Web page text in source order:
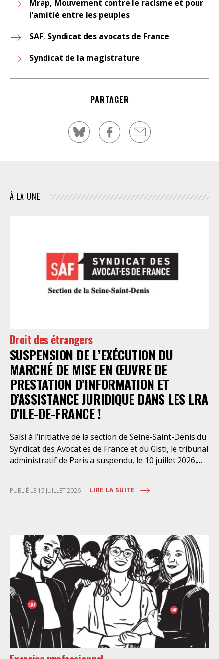
Mrap, Mouvement contre le racisme et pour
l’amitié entre les peuples
SAF, Syndicat des avocats de France
Syndicat de la magistrature
PARTAGER
À LA UNE
Droit des étrangers
SUSPENSION DE L’EXÉCUTION DU
MARCHÉ DE MISE EN ŒUVRE DE
PRESTATION D’INFORMATION ET
D’ASSISTANCE JURIDIQUE DANS LES LRA
D’ILE-DE-FRANCE !
Saisi à l’initiative de la section de Seine-Saint-Denis du
Syndicat des Avocat.es de France et du Gisti, le tribunal
administratif de Paris a suspendu, le 10 juillet 2026,
juridique des étrangers maintenus dans les locaux de
droits fondamentaux des personnes retenues et
contreviennent de manière flagrante aux règles
déontologiques régissant la profession d’avocat. Ainsi,
l’assistance dont bénéficient les personnes retenues,
limitée à trois heures de permanence téléphonique
quotidienne sauf le dimanche (la présence de l’avocat
dans les locaux n’étant prévue qu’à titre exceptionnel),
vise uniquement à « expliciter la procédure dont fait
l’objet le retenu ainsi que les droits qui découlent de
celle-ci et dont il bénéficie ». De telles dispositions
PUBLIÉ LE 15 JUILLET 2026 LIRE LA SUITE